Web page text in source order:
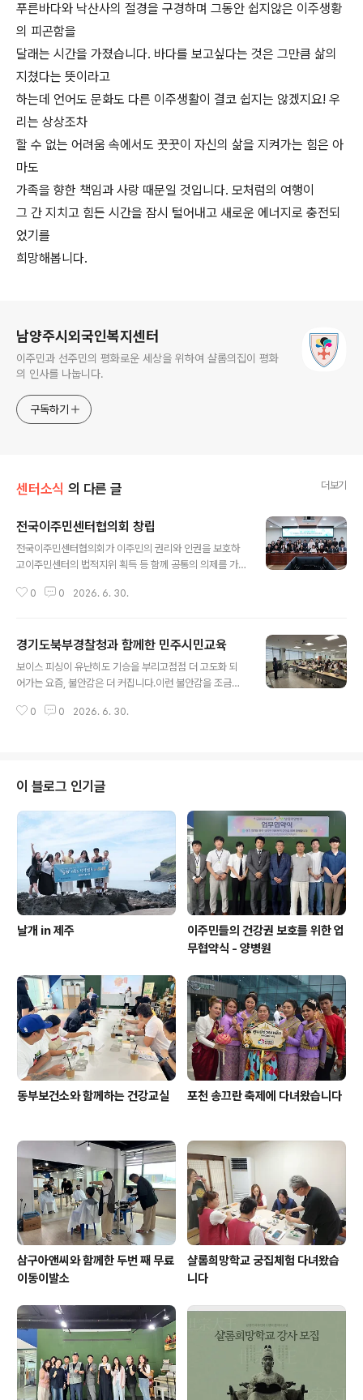
푸른바다와 낙산사의 절경을 구경하며 그동안 쉽지않은 이주생황
의 피곤함을
달래는 시간을 가졌습니다. 바다를 보고싶다는 것은 그만큼 삶의
지쳤다는 뜻이라고
하는데 언어도 문화도 다른 이주생활이 결코 쉽지는 않겠지요! 우
리는 상상조차
할 수 없는 어려움 속에서도 꿋꿋이 자신의 삶을 지켜가는 힘은 아
마도
가족을 향한 책임과 사랑 때문일 것입니다. 모처럼의 여행이
그 간 지치고 힘든 시간을 잠시 털어내고 새로운 에너지로 충전되
었기를
희망해봅니다.
남양주시외국인복지센터
이주민과 선주민의 평화로운 세상을 위하여 샬롬의집이 평화
의 인사를 나눕니다.
구독하기
센터소식 의 다른 글 더보기
전국이주민센터협의회 창립
전국이주민센터협의회가 이주민의 권리와 인권을 보호하
고이주민센터의 법적지위 획득 등 함께 공통의 의제를 가
니다. 남양주시외국인복지센터도 일원을 활동하며이주민
합을 위한활동으로 성장해나가길 기원합니다.
0 0 2026. 6. 30.
경기도북부경찰청과 함께한 민주시민교육
보이스 피싱이 유난히도 기승을 부리고점점 더 고도화 되
어가는 요즘, 불안감은 더 커집니다.이런 불안감을 조금이
하기 쉬운 범죄를 중심으로 교육을 진행하였습니다.현장에
주신 경기북부경찰청 관계자 여러분께 감사드립니다.
0 0 2026. 6. 30.
이 블로그 인기글
날개 in 제주
이주민들의 건강권 보호를 위한 업
무협약식 - 양병원
동부보건소와 함께하는 건강교실 포천 송끄란 축제에 다녀왔습니다
삼구아앤씨와 함께한 두번 째 무료
이동이발소
샬롬희망학교 궁집체험 다녀왔습
니다